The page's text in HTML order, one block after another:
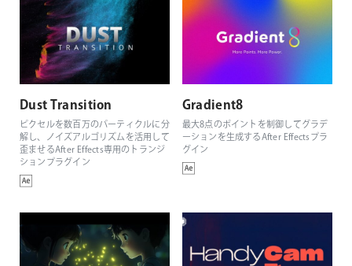
Dust Transition
ピクセルを数百万のパーティクルに分
解し、ノイズアルゴリズムを活用して
歪ませるAfter Effects専用のトランジ
ションプラグイン
Gradient8
最大8点のポイントを制御してグラデ
ーションを生成するAfter Effectsプラ
グイン